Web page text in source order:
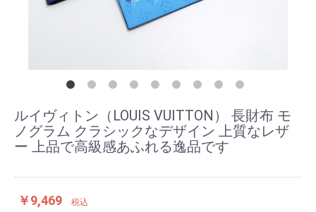
ルイヴィトン（LOUIS VUITTON） 長財布 モ
ノグラム クラシックなデザイン 上質なレザ
ー 上品で高級感あふれる逸品です
￥9,469 税込